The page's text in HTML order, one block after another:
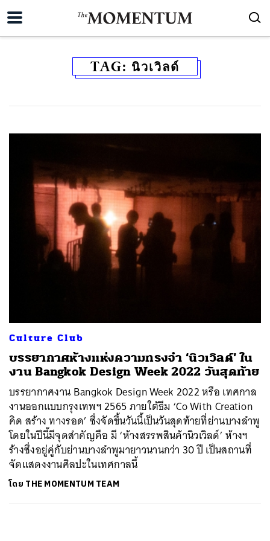
TAG: นิวเวิลด์
Culture Club
บรรยากาศห้างแห่งความทรงจำ ‘นิวเวิลด์’ ใน
งาน Bangkok Design Week 2022 วันสุดท้าย
บรรยากาศงาน Bangkok Design Week 2022 หรือ เทศกาล
งานออกแบบกรุงเทพฯ 2565 ภายใต้ธีม ‘Co With Creation
คิด สร้าง ทางรอด’ ซึ่งจัดขึ้นวันนี้เป็นวันสุดท้ายที่ย่านบางลำพู
โดยในปีนี้มีจุดสำคัญคือ มี ‘ห้างสรรพสินค้านิวเวิลด์’ ห้างฯ
ร้างซึ่งอยู่คู่กับย่านบางลำพูมายาวนานกว่า 30 ปี เป็นสถานที่
จัดแสดงงานศิลปะในเทศกาลนี้
โดย THE MOMENTUM TEAM
SHARE